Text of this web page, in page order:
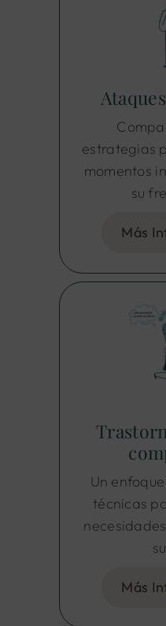
estrategias
momentos
su
Más
Un
técnicas
Más